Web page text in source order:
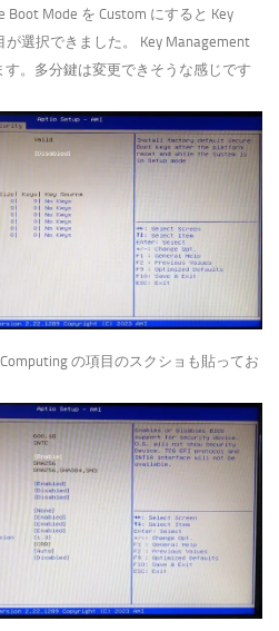
Boot Mode を Custom にすると Key
が選択できました。 Key Management
。多分鍵は変更できそうな感じです
の項目のスクショも貼ってお